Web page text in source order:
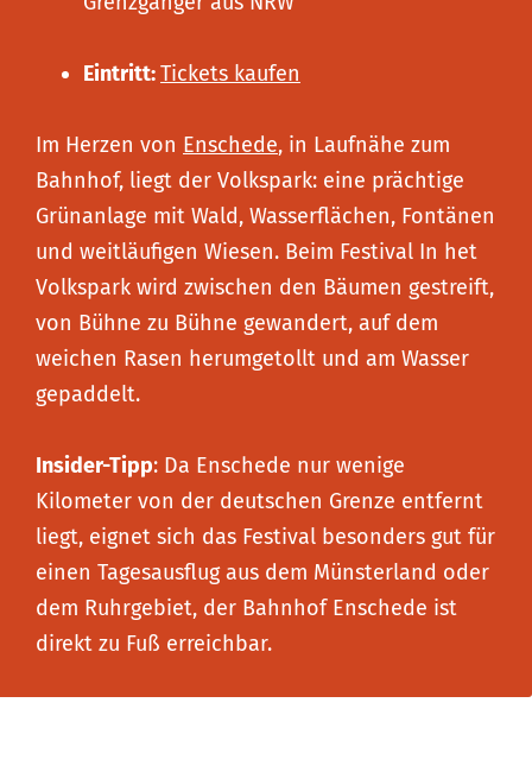
Eintritt:Tickets kaufen
Im Herzen von Enschede, in Laufnähe zum
Bahnhof, liegt der Volkspark: eine prächtige
Grünanlage mit Wald, Wasserflächen, Fontänen
und weitläufigen Wiesen. Beim Festival In het
Volkspark wird zwischen den Bäumen gestreift,
von Bühne zu Bühne gewandert, auf dem
weichen Rasen herumgetollt und am Wasser
gepaddelt.
Insider-Tipp: Da Enschede nur wenige
Kilometer von der deutschen Grenze entfernt
liegt, eignet sich das Festival besonders gut für
einen Tagesausflug aus dem Münsterland oder
dem Ruhrgebiet, der Bahnhof Enschede ist
direkt zu Fuß erreichbar.